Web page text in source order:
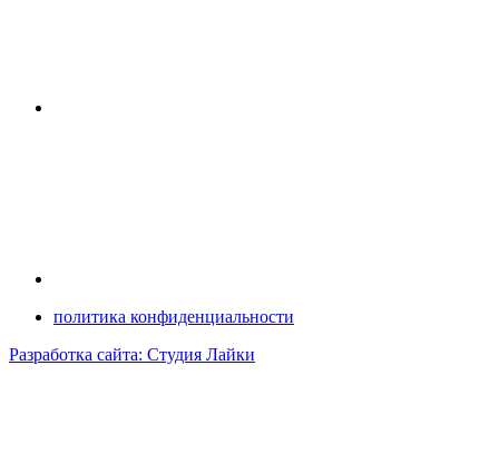
политика конфиденциальности
Разработка сайта: Студия Лайки